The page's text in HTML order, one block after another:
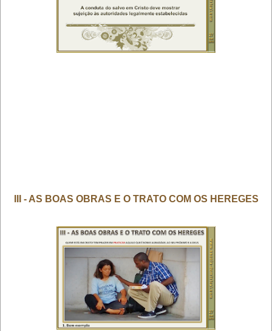
III - AS BOAS OBRAS E O TRATO COM OS HEREGES